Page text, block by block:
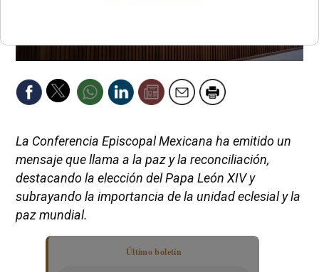
La Conferencia Episcopal Mexicana ha emitido un
mensaje que llama a la paz y la reconciliación,
destacando la elección del Papa León XIV y
subrayando la importancia de la unidad eclesial y la
paz mundial.
Último boletín